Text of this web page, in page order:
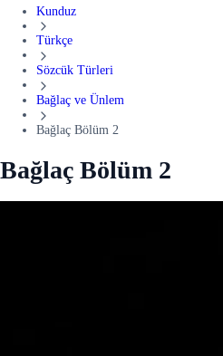
Kunduz
Türkçe
Sözcük Türleri
Bağlaç ve Ünlem
Bağlaç Bölüm 2
Bağlaç Bölüm 2